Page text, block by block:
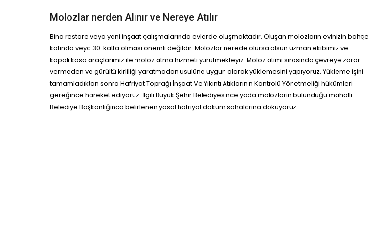
Molozlar nerden Alınır ve Nereye Atılır
Bina restore veya yeni inşaat çalışmalarında evlerde oluşmaktadır. Oluşan molozların evinizin bahçe
katında veya 30. katta olması önemli değildir. Molozlar nerede olursa olsun uzman ekibimiz ve
kapalı kasa araçlarımız ile moloz atma hizmeti yürütmekteyiz. Moloz atımı sırasında çevreye zarar
vermeden ve gürültü kirliliği yaratmadan usulüne uygun olarak yüklemesini yapıyoruz. Yükleme işini
tamamladıktan sonra Hafriyat Toprağı İnşaat Ve Yıkıntı Atıklarının Kontrolü Yönetmeliği hükümleri
gereğince hareket ediyoruz. İlgili Büyük Şehir Belediyesince yada molozların bulunduğu mahalli
Belediye Başkanlığınca belirlenen yasal hafriyat döküm sahalarına döküyoruz.